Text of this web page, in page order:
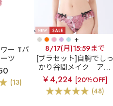
ー Tバ
ツ
(13)
+
8/17(月)15:59まで
[ブラセット]自胸でしっ
かり谷間メイク
アド
ミレフラワー カシュク
ールレース脇高ブラ(R)
ブラジャー&ショーツ
￥4,224 [20％OFF]
(48)